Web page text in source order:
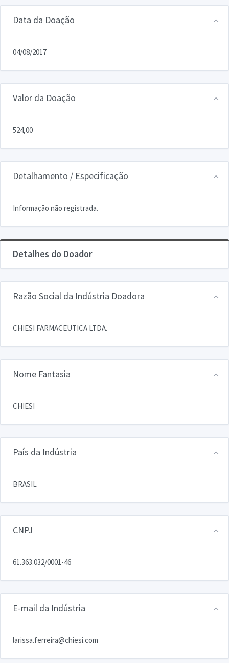
Data da Doação
04/08/2017
Valor da Doação
524,00
Detalhamento / Especificação
Informação não registrada.
Detalhes do Doador
Razão Social da Indústria Doadora
CHIESI FARMACEUTICA LTDA.
Nome Fantasia
CHIESI
País da Indústria
BRASIL
CNPJ
61.363.032/0001-46
E-mail da Indústria
larissa.ferreira@chiesi.com